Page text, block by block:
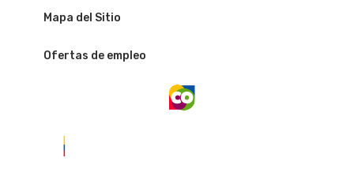
Mapa del Sitio
Ofertas de empleo